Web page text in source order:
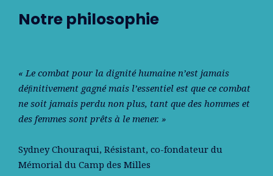
Notre philosophie
« Le combat pour la dignité humaine n’est jamais
déﬁnitivement gagné mais l’essentiel est que ce combat
ne soit jamais perdu non plus, tant que des hommes et
des femmes sont prêts à le mener. »
Sydney Chouraqui, Résistant, co-fondateur du
Mémorial du Camp des Milles